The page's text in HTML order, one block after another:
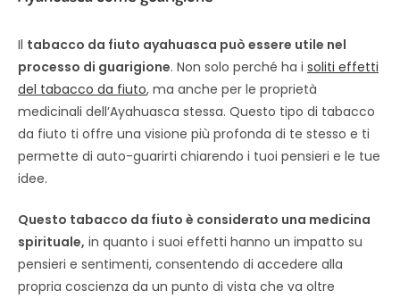
Il tabacco da fiuto ayahuasca può essere utile nel
processo di guarigione. Non solo perché ha i soliti effetti
del tabacco da fiuto, ma anche per le proprietà
medicinali dell’Ayahuasca stessa. Questo tipo di tabacco
da fiuto ti offre una visione più profonda di te stesso e ti
permette di auto-guarirti chiarendo i tuoi pensieri e le tue
idee.
Questo tabacco da fiuto è considerato una medicina
spirituale, in quanto i suoi effetti hanno un impatto su
pensieri e sentimenti, consentendo di accedere alla
propria coscienza da un punto di vista che va oltre